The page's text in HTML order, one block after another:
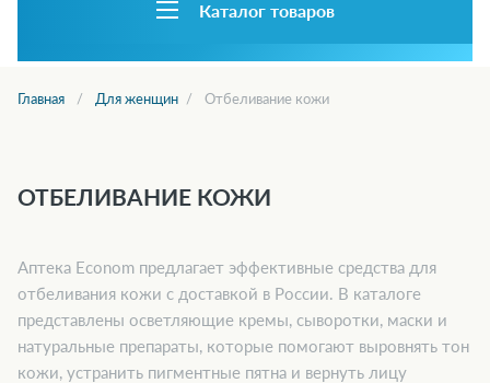
Каталог товаров
Главная Для женщин Отбеливание кожи
ОТБЕЛИВАНИЕ КОЖИ
Аптека Econom предлагает эффективные средства для
отбеливания кожи с доставкой в России. В каталоге
представлены осветляющие кремы, сыворотки, маски и
натуральные препараты, которые помогают выровнять тон
кожи, устранить пигментные пятна и вернуть лицу